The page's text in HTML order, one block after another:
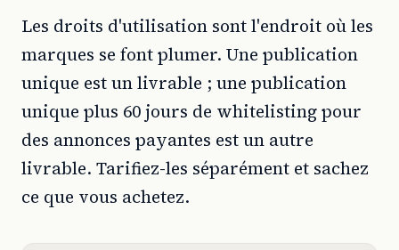
Les droits d'utilisation sont l'endroit où les
marques se font plumer. Une publication
unique est un livrable ; une publication
unique plus 60 jours de whitelisting pour
des annonces payantes est un autre
livrable. Tarifiez-les séparément et sachez
ce que vous achetez.